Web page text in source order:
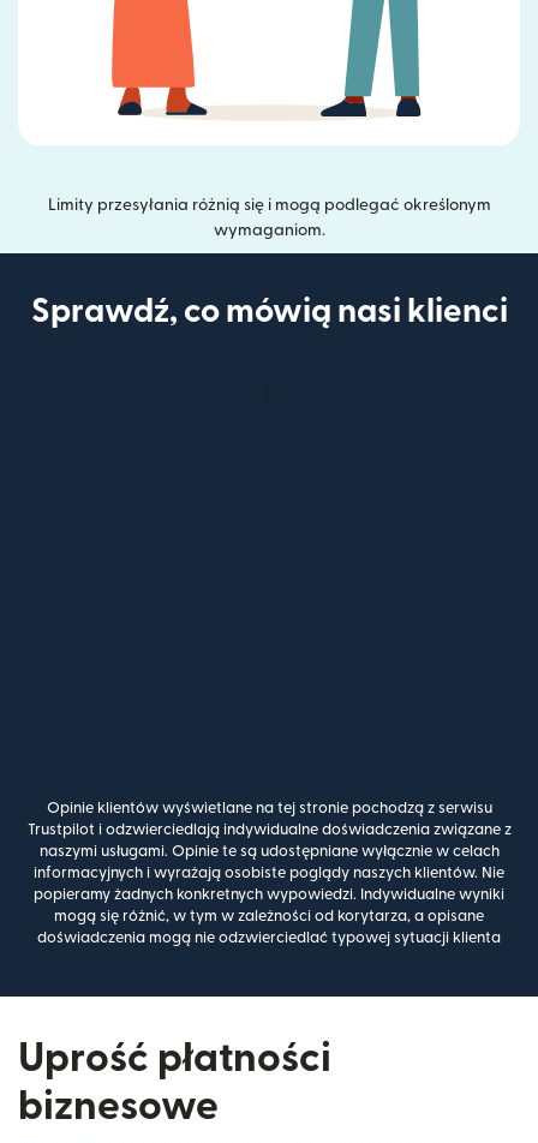
Limity przesyłania różnią się i mogą podlegać określonym
wymaganiom.
Sprawdź, co mówią nasi klienci
Opinie klientów wyświetlane na tej stronie pochodzą z serwisu
Trustpilot i odzwierciedlają indywidualne doświadczenia związane z
naszymi usługami. Opinie te są udostępniane wyłącznie w celach
informacyjnych i wyrażają osobiste poglądy naszych klientów. Nie
popieramy żadnych konkretnych wypowiedzi. Indywidualne wyniki
mogą się różnić, w tym w zależności od korytarza, a opisane
doświadczenia mogą nie odzwierciedlać typowej sytuacji klienta
Uprość płatności
biznesowe